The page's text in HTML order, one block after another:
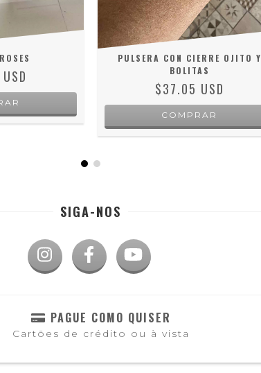
PULSERA CON CIERRE OJITO Y
BOLITAS
$37.05 USD
SIGA-NOS
PAGUE COMO QUISER
Cartões de crédito ou à vista